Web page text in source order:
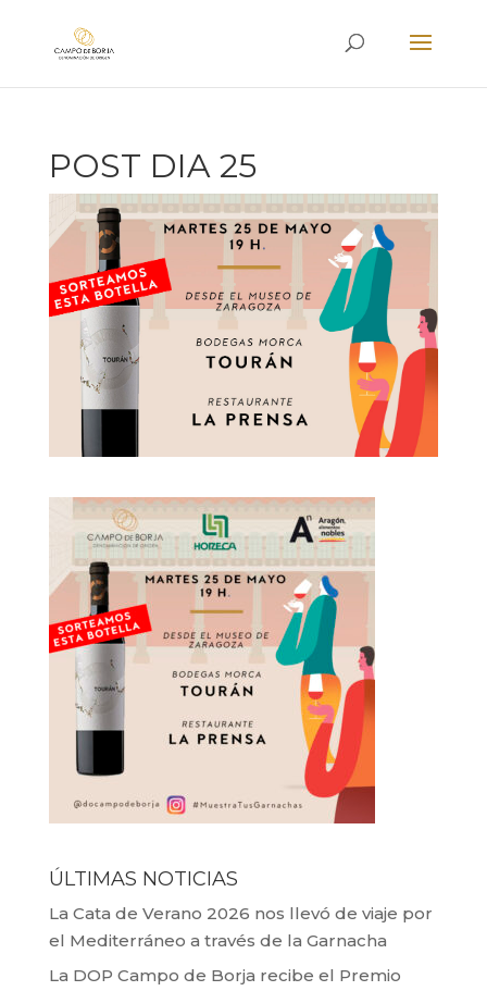
POST DIA 25
ÚLTIMAS NOTICIAS
La Cata de Verano 2026 nos llevó de viaje por
el Mediterráneo a través de la Garnacha
La DOP Campo de Borja recibe el Premio